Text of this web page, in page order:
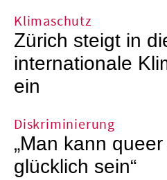
Klimaschutz
Zürich steigt in
internationale
ein
Diskriminierung
„Man kann
glücklich sein“